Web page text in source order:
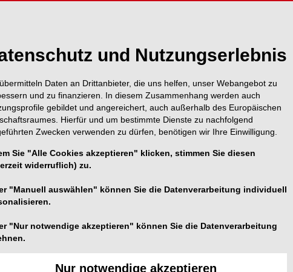
Foto: SensSai/peopleimages.com – stock.adobe.com
und Nutzungserlebnis
Daten an Drittanbieter, die uns helfen, unser Webangebot zu
und zu finanzieren. In diesem Zusammenhang werden auch
gebildet und angereichert, auch außerhalb des Europäischen
Hierfür und um bestimmte Dienste zu nachfolgend
Zwecken verwenden zu dürfen, benötigen wir Ihre Einwilligung.
Sie "Alle Cookies akzeptieren" klicken, stimmen Sie diesen
widerruflich) zu.
"Manuell auswählen" können Sie die Datenverarbeitung individuell
"Nur notwendige akzeptieren" können Sie die Datenverarbeitung
Nur notwendige akzeptieren